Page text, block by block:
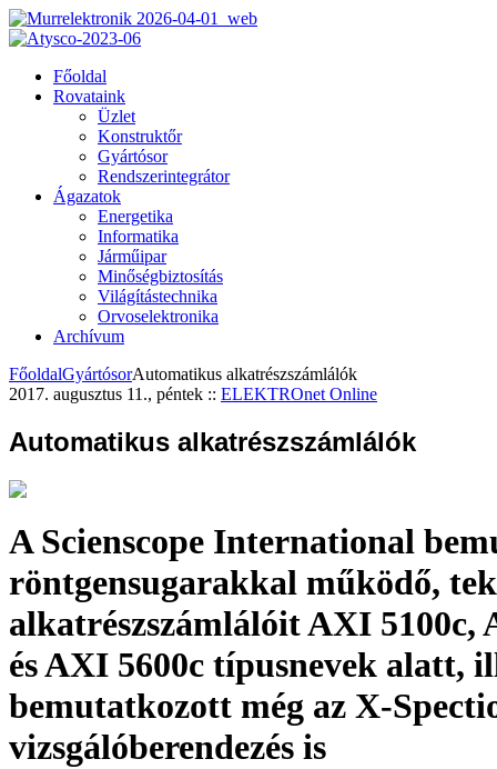
Főoldal
Rovataink
Üzlet
Konstruktőr
Gyártósor
Rendszerintegrátor
Ágazatok
Energetika
Informatika
Járműipar
Minőségbiztosítás
Világítástechnika
Orvoselektronika
Archívum
FőoldalGyártósorAutomatikus alkatrészszámlálók
2017. augusztus 11., péntek :: ELEKTROnet Online
Automatikus alkatrészszámlálók
A Scienscope International
röntgensugarakkal működő,
alkatrészszámlálóit AXI 5100c,
és AXI 5600c típusnevek alatt,
bemutatkozott még az X-
vizsgálóberendezés is